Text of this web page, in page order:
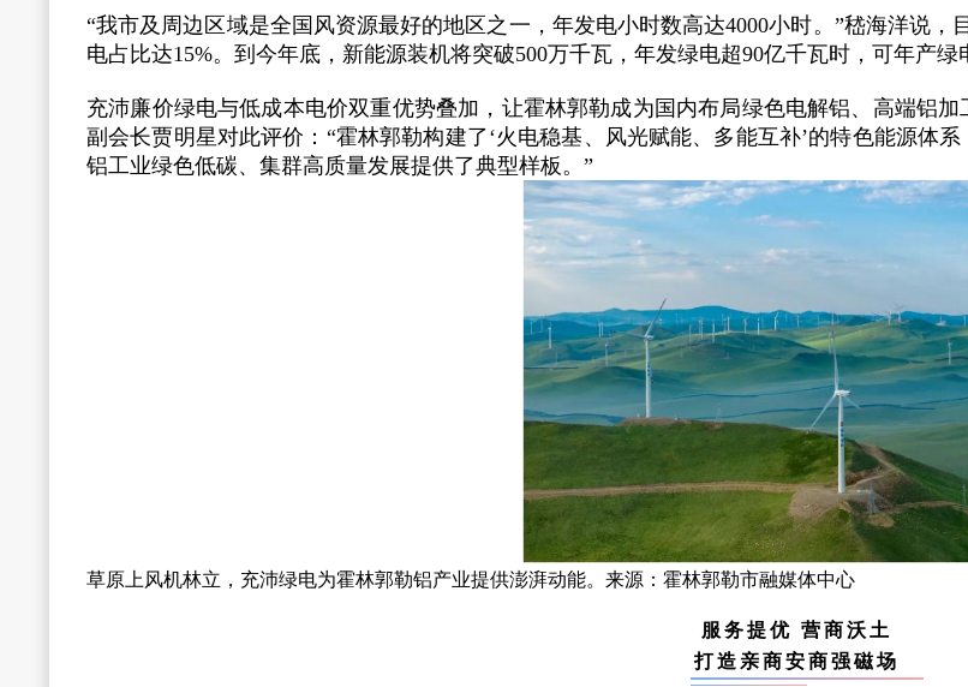
“我市及周边区域是全国风资源最好的地区之一，年发电小时数高达4000小时。”嵇海洋说
电占比达15%。到今年底，新能源装机将突破500万千瓦，年发绿电超90亿千瓦时，可年产绿
充沛廉价绿电与低成本电价双重优势叠加，让霍林郭勒成为国内布局绿色电解铝、高端铝
副会长贾明星对此评价：“霍林郭勒构建了‘火电稳基、风光赋能、多能互补’的特色能源体
铝工业绿色低碳、集群高质量发展提供了典型样板。”
草原上风机林立，充沛绿电为霍林郭勒铝产业提供澎湃动能。来源：霍林郭勒市融媒体中心
服务提优 营商沃土
打造亲商安商强磁场